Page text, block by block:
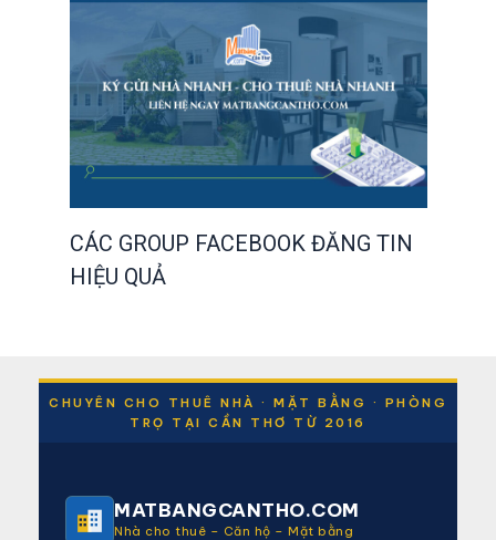
CÁC GROUP FACEBOOK ĐĂNG TIN
HIỆU QUẢ
CHUYÊN CHO THUÊ NHÀ · MẶT BẰNG · PHÒNG
TRỌ TẠI CẦN THƠ TỪ 2016
MATBANGCANTHO.COM
Nhà cho thuê – Căn hộ – Mặt bằng